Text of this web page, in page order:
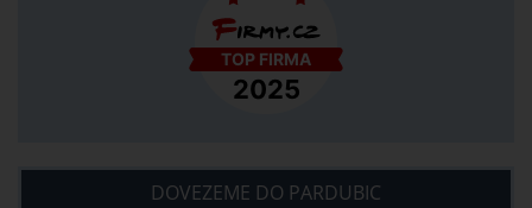
DOVEZEME DO PARDUBIC